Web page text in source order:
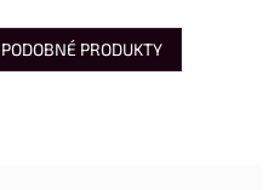
PRODUKTY